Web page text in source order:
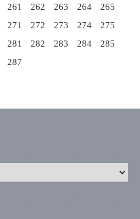
261 262 263 264
265
271 272 273 274
275
281 282 283 284
285
287